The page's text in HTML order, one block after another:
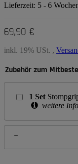
Lieferzeit: 5 - 6
69,90 €
inkl. 19% USt. ,
Zubehör zum
1 Set
weitere